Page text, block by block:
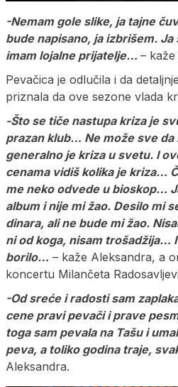
-Nemam gole slike, ja tajne
bude napisano, ja izbrišem. Ja
imam lojalne prijatelje… –
Pevačica je odlučila i da
priznala da ove sezone vlada
-Što se tiče nastupa kriza je
prazan klub… Ne može sve da
generalno je kriza u svetu. I
cenama vidiš kolika je kriza…
me neko odvede u bioskop…
album i nije mi žao. Desilo mi
dinara, ali ne bude mi žao.
ni od koga, nisam trošadžija…
borilo… – kaže Aleksandra, a
koncertu Milančeta
-Od sreće i radosti sam
cene pravi pevači i prave
toga sam pevala na Tašu i
peva, a toliko godina traje,
Aleksandra.